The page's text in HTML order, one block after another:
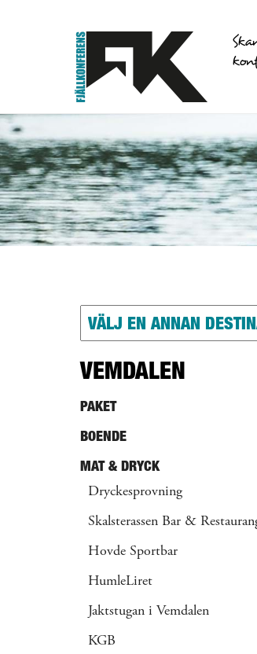
VEMDALEN
PAKET
BOENDE
MAT & DRYCK
Dryckesprovning
Skalsterassen Bar &
Hovde Sportbar
HumleLiret
Jaktstugan i Vemdalen
KGB